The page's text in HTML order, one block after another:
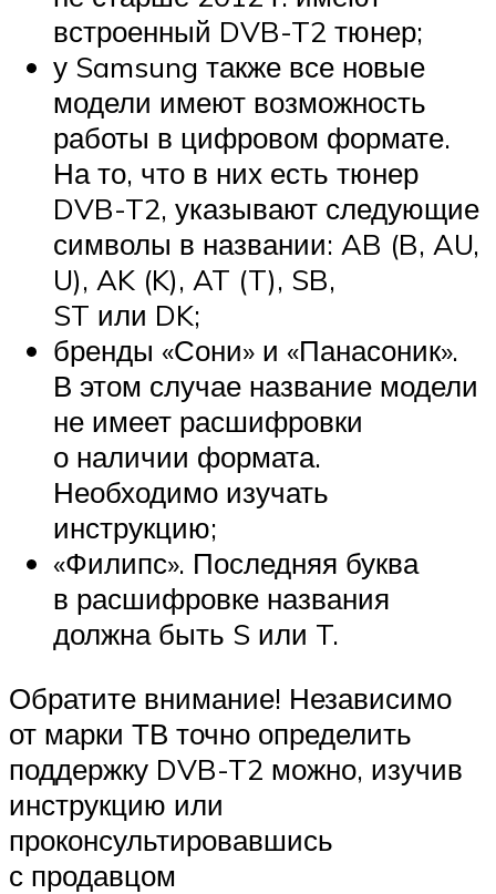
встроенный DVB-T2 тюнер;
у Samsung также все новые
модели имеют возможность
работы в цифровом формате.
На то, что в них есть тюнер
DVB-T2, указывают следующие
символы в названии: AB (B, AU,
U), AK (K), AT (T), SB,
ST или DK;
бренды «Сони» и «Панасоник».
В этом случае название модели
не имеет расшифровки
о наличии формата.
Необходимо изучать
инструкцию;
«Филипс». Последняя буква
в расшифровке названия
должна быть S или T.
Обратите внимание! Независимо
от марки ТВ точно определить
поддержку DVB-T2 можно, изучив
инструкцию или
проконсультировавшись
с продавцом